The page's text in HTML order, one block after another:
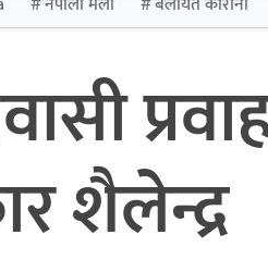
शैलेन्द्र